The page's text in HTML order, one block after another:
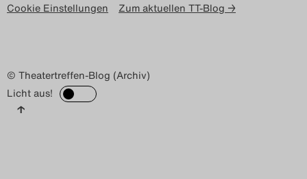
Cookie Einstellungen
Zum aktuellen TT-Blog →
© Theatertreffen-Blog (Archiv)
Licht aus!
↑